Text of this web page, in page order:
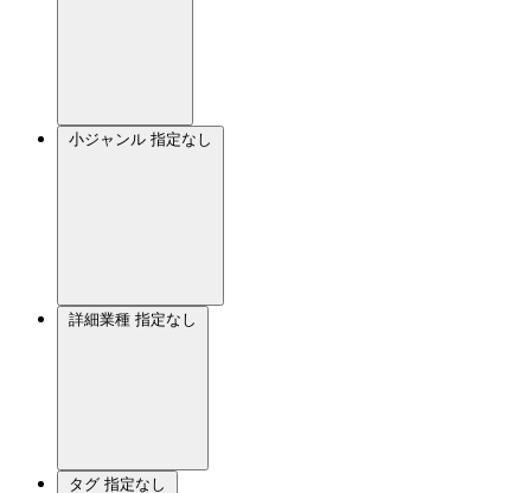
小ジャンル 指定なし
詳細業種 指定なし
タグ 指定なし